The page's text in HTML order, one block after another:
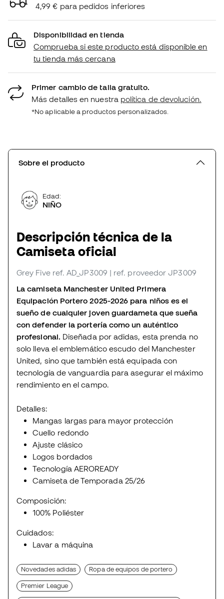
4,99 € para pedidos inferiores
Disponibilidad en tienda
Comprueba si este producto está disponible en
tu tienda más cercana
Primer cambio de talla gratuito.
Más detalles en nuestra política de devolución.
*No aplicable a productos personalizados.
Sobre el producto
Edad:
NIÑO
Descripción técnica de la
Camiseta oficial
Grey Five ref. AD_JP3009 | ref. proveedor JP3009
La camiseta Manchester United Primera
Equipación Portero 2025-2026 para niños es el
sueño de cualquier joven guardameta que sueña
con defender la portería como un auténtico
profesional. Diseñada por adidas, esta prenda no
solo lleva el emblemático escudo del Manchester
United, sino que también está equipada con
tecnología de vanguardia para asegurar el máximo
rendimiento en el campo.
Detalles:
Mangas largas para mayor protección
Cuello redondo
Ajuste clásico
Logos bordados
Tecnología AEROREADY
Camiseta de Temporada 25/26
Composición:
100% Poliéster
Cuidados:
Lavar a máquina
Novedades adidas Ropa de equipos de portero
Premier League